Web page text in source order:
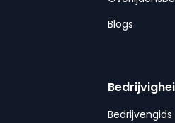
Blogs
Bedrijvengids